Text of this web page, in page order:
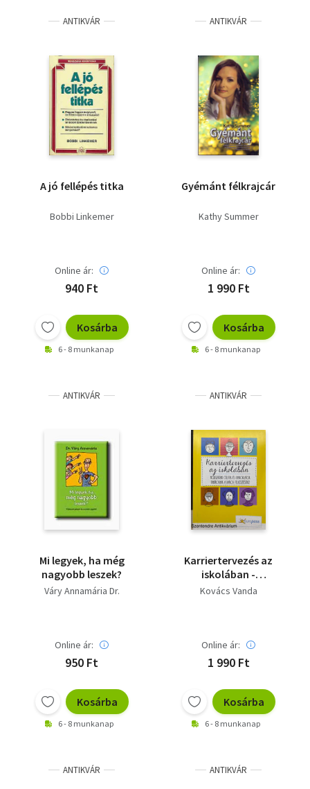
ANTIKVÁR
A jó fellépés titka
Bobbi Linkemer
Online ár:
940 Ft
Kosárba
6 - 8 munkanap
ANTIKVÁR
Gyémánt félkrajcár
Kathy Summer
Online ár:
1 990 Ft
Kosárba
6 - 8 munkanap
ANTIKVÁR
Mi legyek, ha még
nagyobb leszek?
Váry Annamária Dr.
Online ár:
950 Ft
Kosárba
6 - 8 munkanap
ANTIKVÁR
Karriertervezés az
iskolában -
Módszertani ötletek és
Kovács Vanda
Online ár:
1 990 Ft
Kosárba
6 - 8 munkanap
ANTIKVÁR ANTIKVÁR